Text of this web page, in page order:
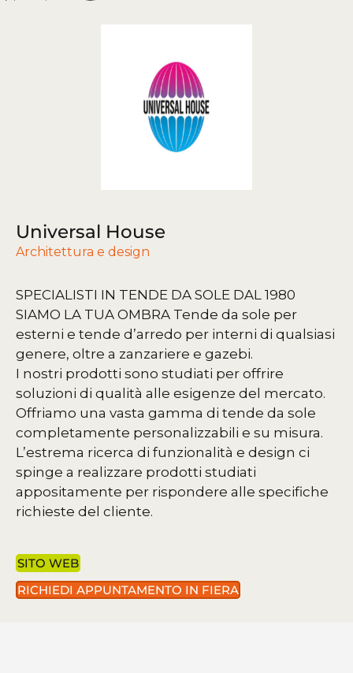
Universal House
Architettura e design
SPECIALISTI IN TENDE DA SOLE DAL 1980
SIAMO LA TUA OMBRA Tende da sole per
esterni e tende d’arredo per interni di qualsiasi
genere, oltre a zanzariere e gazebi.
I nostri prodotti sono studiati per offrire
soluzioni di qualità alle esigenze del mercato.
Offriamo una vasta gamma di tende da sole
completamente personalizzabili e su misura.
L’estrema ricerca di funzionalità e design ci
spinge a realizzare prodotti studiati
appositamente per rispondere alle specifiche
richieste del cliente.
SITO WEB
RICHIEDI APPUNTAMENTO IN FIERA